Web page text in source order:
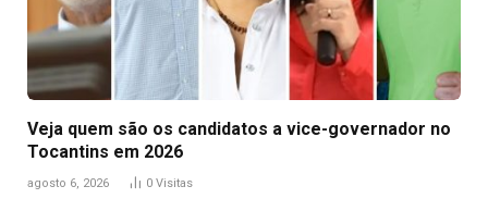
Veja quem são os candidatos a vice-governador no
Tocantins em 2026
agosto 6, 2026 0 Visitas